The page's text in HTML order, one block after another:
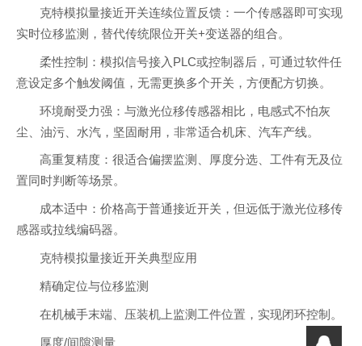
克特模拟量接近开关连续位置反馈：一个传感器即可实现
实时位移监测，替代传统限位开关+变送器的组合。
柔性控制：模拟信号接入PLC或控制器后，可通过软件任
意设定多个触发阈值，无需更换多个开关，方便配方切换。
环境耐受力强：与激光位移传感器相比，电感式不怕灰
尘、油污、水汽，坚固耐用，非常适合机床、汽车产线。
高重复精度：很适合偏摆监测、厚度分选、工件有无及位
置同时判断等场景。
成本适中：价格高于普通接近开关，但远低于激光位移传
感器或拉线编码器。
克特模拟量接近开关典型应用
精确定位与位移监测
在机械手末端、压装机上监测工件位置，实现闭环控制。
厚度/间隙测量